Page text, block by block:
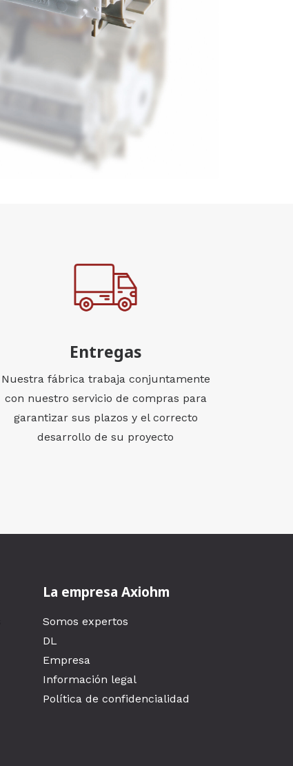
Entregas
Nuestra fábrica trabaja conjuntamente
con nuestro servicio de compras para
garantizar sus plazos y el correcto
desarrollo de su proyecto
La empresa Axiohm
Somos expertos
DL
Empresa
Información legal
Política de confidencialidad